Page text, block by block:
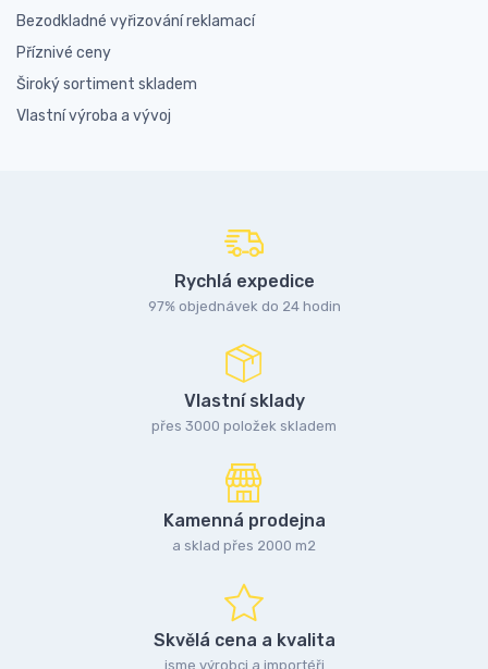
Bezodkladné vyřizování reklamací
Příznivé ceny
Široký sortiment skladem
Vlastní výroba a vývoj
Rychlá expedice
97% objednávek do 24 hodin
Vlastní sklady
přes 3000 položek skladem
Kamenná prodejna
a sklad přes 2000 m2
Skvělá cena a kvalita
jsme výrobci a importéři